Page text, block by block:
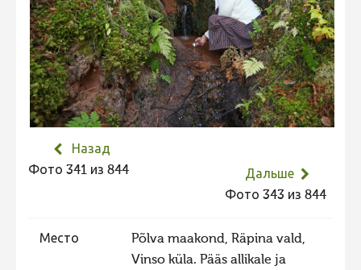
Видео 2024
Фотоконкурс 2023
Не учитываются 2023
Видео 2023
Не учитываются 2022
Назад
Фото 341 из 844
Дальше
Фото 343 из 844
Место
Põlva maakond, Räpina vald,
Vinso küla. Pääs allikale ja